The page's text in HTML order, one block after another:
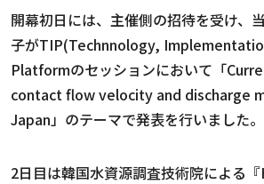
開幕初日には、主催側の招待を受け、
子がTIP(Technnology,
Platformのセッションにおいて「
contact flow velocity and discharge
Japan」のテーマで発表を行いました。
2日目は韓国水資源調査技術院による